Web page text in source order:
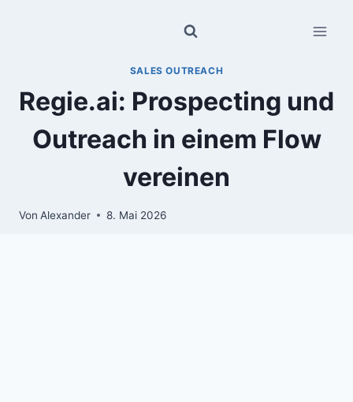
SALES OUTREACH
Regie.ai: Prospecting und
Outreach in einem Flow
vereinen
Von Alexander 8. Mai 2026